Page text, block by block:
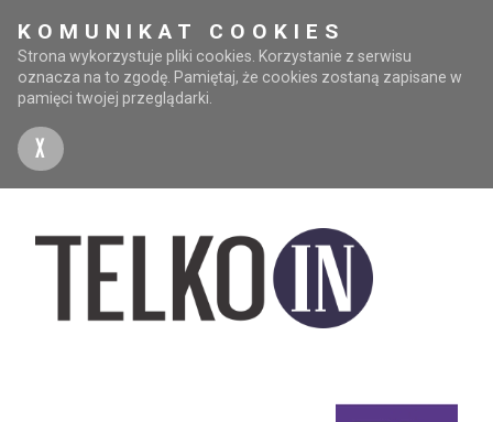
KOMUNIKAT COOKIES
Strona wykorzystuje pliki cookies. Korzystanie z serwisu
oznacza na to zgodę. Pamiętaj, że cookies zostaną zapisane w
pamięci twojej przeglądarki.
X